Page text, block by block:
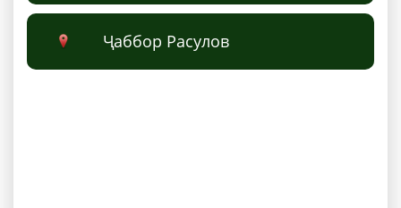
Ҷаббор Расулов